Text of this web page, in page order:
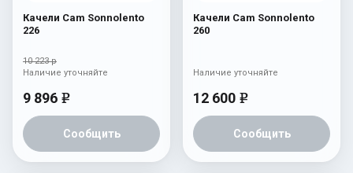
Качели Cam Sonnolento
226
10 223 р
9 896 e
Сообщить
Наличие уточняйте
Качели Cam Sonnolento
260
12 600 e
Сообщить
Наличие уточняйте